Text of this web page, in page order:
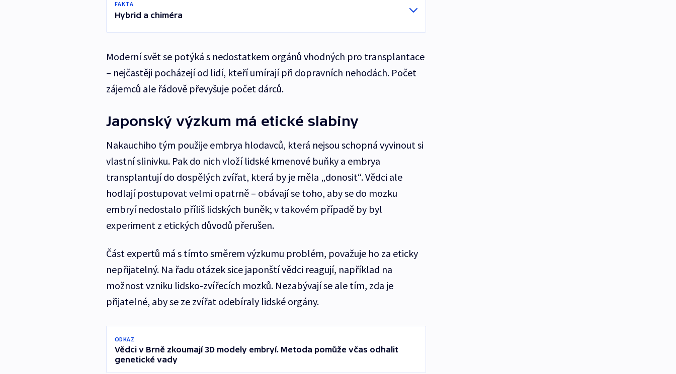
FAKTA
Hybrid a chiméra
Moderní svět se potýká s nedostatkem orgánů vhodných pro transplantace
– nejčastěji pocházejí od lidí, kteří umírají při dopravních nehodách. Počet
zájemců ale řádově převyšuje počet dárců.
Japonský výzkum má etické slabiny
Nakauchiho tým použije embrya hlodavců, která nejsou schopná vyvinout si
vlastní slinivku. Pak do nich vloží lidské kmenové buňky a embrya
transplantují do dospělých zvířat, která by je měla „donosit“. Vědci ale
hodlají postupovat velmi opatrně – obávají se toho, aby se do mozku
embryí nedostalo příliš lidských buněk; v takovém případě by byl
experiment z etických důvodů přerušen.
Část expertů má s tímto směrem výzkumu problém, považuje ho za eticky
nepřijatelný. Na řadu otázek sice japonští vědci reagují, například na
možnost vzniku lidsko-zvířecích mozků. Nezabývají se ale tím, zda je
přijatelné, aby se ze zvířat odebíraly lidské orgány.
ODKAZ
Vědci v Brně zkoumají 3D modely embryí. Metoda pomůže včas odhalit
genetické vady